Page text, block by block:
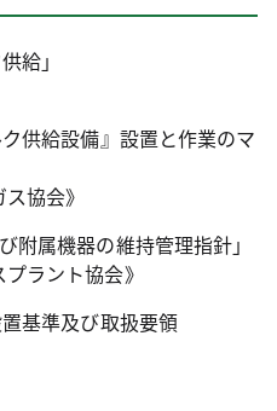
給」
供給設備』設置と作業のマ
協会》
附属機器の維持管理指針」
ラント協会》
基準及び取扱要領